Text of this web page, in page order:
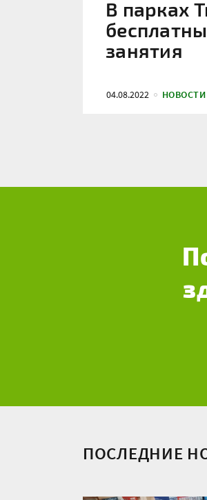
В парках
занятия
04.08.2022 НОВОСТИ
ПОСЛЕДНИЕ